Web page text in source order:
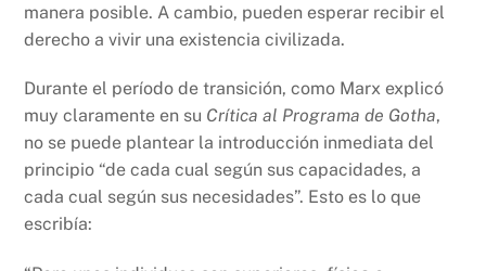
manera posible. A cambio, pueden esperar recibir el
derecho a vivir una existencia civilizada.
Durante el período de transición, como Marx explicó
muy claramente en su Crítica al Programa de Gotha,
no se puede plantear la introducción inmediata del
principio “de cada cual según sus capacidades, a
cada cual según sus necesidades”. Esto es lo que
escribía: